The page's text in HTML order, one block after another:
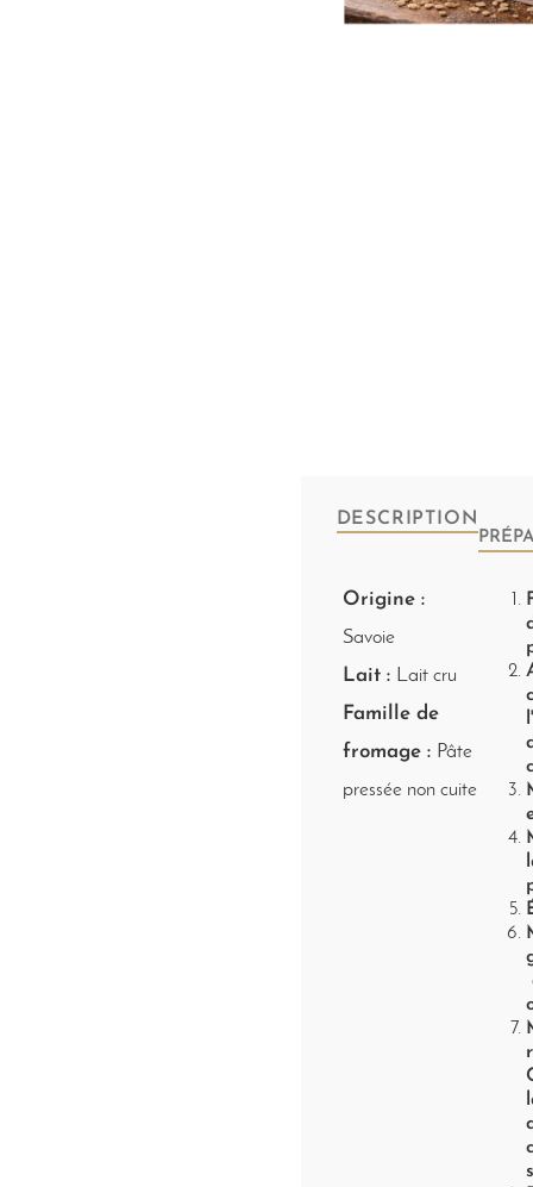
DESCRIPTION
Origine :
Savoie
Lait : Lait cru
Famille de
fromage : Pâte
pressée non cuite